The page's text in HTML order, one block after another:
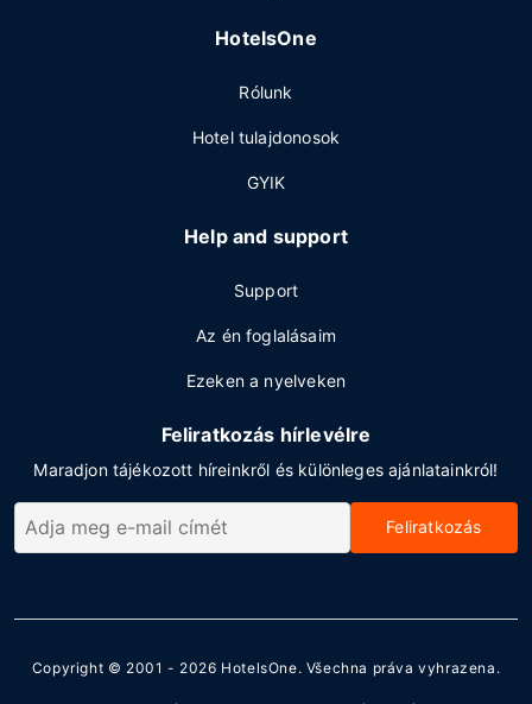
HotelsOne
Rólunk
Hotel tulajdonosok
GYIK
Help and support
Support
Az én foglalásaim
Ezeken a nyelveken
Feliratkozás hírlevélre
Maradjon tájékozott híreinkről és különleges ajánlatainkról!
Feliratkozás
Copyright © 2001 - 2026 HotelsOne. Všechna práva vyhrazena.